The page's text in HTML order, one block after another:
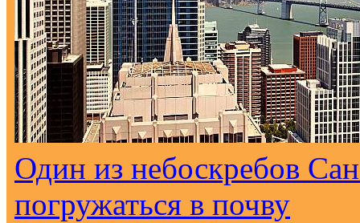
Один из небоскребов
погружаться в почву